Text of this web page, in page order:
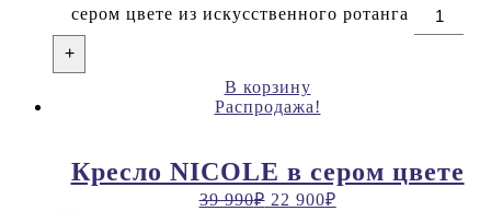
сером цвете из искусственного ротанга
+
В корзину
Распродажа!
Кресло NICOLE в сером цвете
39 990₽ 22 900₽